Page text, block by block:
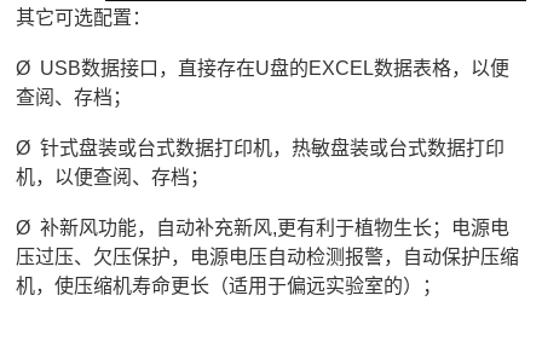
其它可选配置：
Ø USB数据接口，直接存在U盘的EXCEL数据表格，以便
查阅、存档；
Ø 针式盘装或台式数据打印机，热敏盘装或台式数据打印
机，以便查阅、存档；
Ø 补新风功能，自动补充新风,更有利于植物生长；电源电
压过压、欠压保护，电源电压自动检测报警，自动保护压缩
机，使压缩机寿命更长（适用于偏远实验室的）；